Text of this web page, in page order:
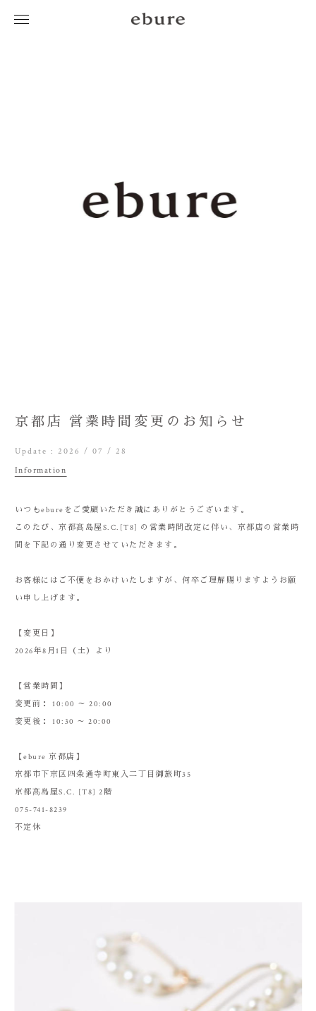
京都店 営業時間変更のお知らせ
Update : 2026 / 07 / 28
Information
いつもebureをご愛顧いただき誠にありがとうございます。
このたび、京都髙島屋S.C.[T8] の営業時間改定に伴い、京都店の営業時
間を下記の通り変更させていただきます。
お客様にはご不便をおかけいたしますが、何卒ご理解賜りますようお願
い申し上げます。
【変更日】
2026年8月1日（土）より
【営業時間】
変更前： 10:00 ～ 20:00
変更後： 10:30 ～ 20:00
【ebure 京都店】
京都市下京区四条通寺町東入二丁目御旅町35
京都髙島屋S.C. [T8] 2階
075-741-8239
不定休